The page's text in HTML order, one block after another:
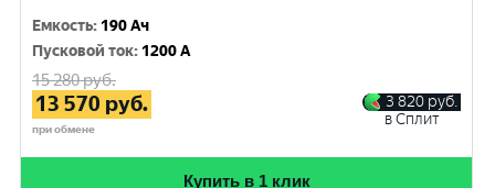
Емкость: 190 Ач
Пусковой ток: 1200 A
15 280руб.
13 570 руб.
при обмене
3 820 руб.
в Сплит
Купить в 1 клик